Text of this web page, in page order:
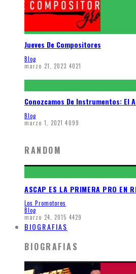
Jueves De Compositores
Blog
marzo 21, 2023 4021
Conozcamos De Instrumentos: El
Blog
marzo 1, 2021 4099
RANDOM
ASCAP ES LA PRIMERA PRO EN
Los Promotores
Blog
marzo 24, 2015 4429
BIOGRAFIAS
BIOGRAFIAS